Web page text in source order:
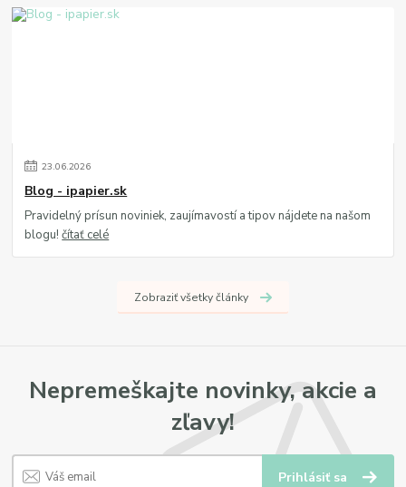
23.06.2026
Blog - ipapier.sk
Pravidelný prísun noviniek, zaujímavostí a tipov nájdete na našom
blogu!čítať celé
Zobraziť všetky články
Nepremeškajte novinky, akcie a
zľavy!
Prihlásiť sa